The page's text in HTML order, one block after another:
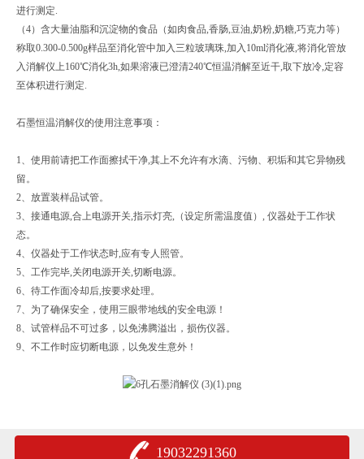
进行测定.
（4）含大量油脂和沉淀物的食品（如肉食品,香肠,豆油,奶粉,奶糖,巧克力等）
称取0.300-0.500g样品至消化管中加入三粒玻璃珠,加入10ml消化液,将消化管放
入消解仪上160℃消化3h,如果溶液已澄清240℃恒温消解至近干,取下放冷,定容
至体积进行测定.
石墨恒温消解仪的使用注意事项：
1、使用前请把工作面擦拭干净,其上不允许有水滴、污物、积垢和其它异物残
留。
2、放置装样品试管。
3、接通电源,合上电源开关,指示灯亮,（设定所需温度值）, 仪器处于工作状
态。
4、仪器处于工作状态时,应有专人照管。
5、工作完毕,关闭电源开关,切断电源。
6、待工作面冷却后,按要求处理。
7、为了确保安全，使用三眼带地线的安全电源！
8、试管样品不可过多，以免沸腾溢出，损伤仪器。
9、不工作时应切断电源，以免发生意外！
19032291360